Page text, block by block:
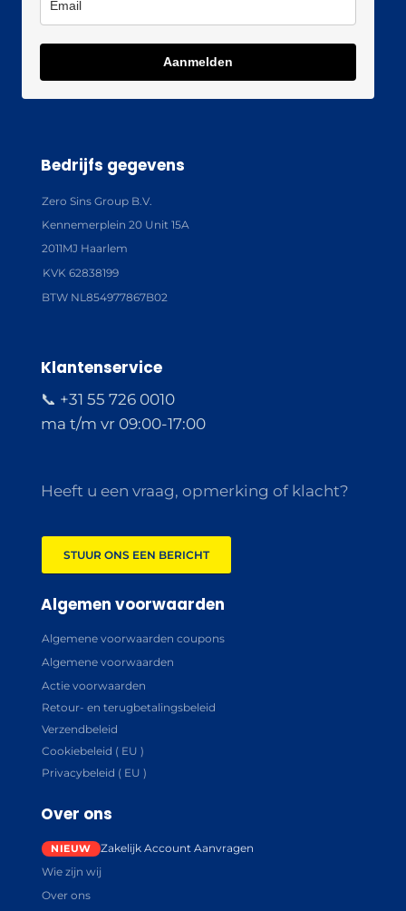
Aanmelden
Bedrijfs gegevens
Zero Sins Group B.V.
Kennemerplein 20 Unit 15A
2011MJ Haarlem
KVK 62838199
BTW NL854977867B02
Klantenservice
📞 +31 55 726 0010
ma t/m vr 09:00-17:00
Heeft u een vraag, opmerking of klacht?
STUUR ONS EEN BERICHT
Algemen voorwaarden
Algemene voorwaarden coupons
Algemene voorwaarden
Actie voorwaarden
Retour- en terugbetalingsbeleid
Verzendbeleid
Cookiebeleid ( EU )
Privacybeleid ( EU )
Over ons
Zakelijk Account Aanvragen
Wie zijn wij
Over ons